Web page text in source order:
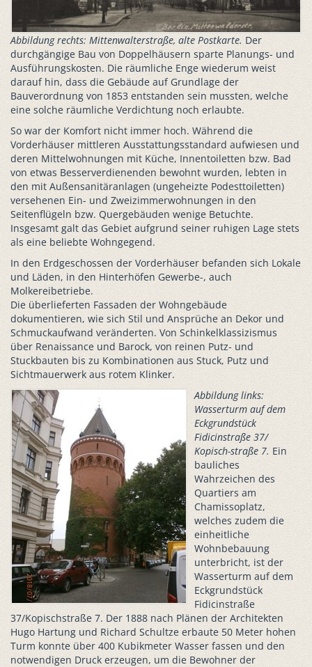
Abbildung rechts: Mittenwalterstraße, alte Postkarte. Der
durchgängige Bau von Doppelhäusern sparte Planungs- und
Ausführungskosten. Die räumliche Enge wiederum weist
darauf hin, dass die Gebäude auf Grundlage der
Bauverordnung von 1853 entstanden sein mussten, welche
eine solche räumliche Verdichtung noch erlaubte.
So war der Komfort nicht immer hoch. Während die
Vorderhäuser mittleren Ausstattungsstandard aufwiesen und
deren Mittelwohnungen mit Küche, Innentoiletten bzw. Bad
von etwas Besserverdienenden bewohnt wurden, lebten in
den mit Außensanitäranlagen (ungeheizte Podesttoiletten)
versehenen Ein- und Zweizimmerwohnungen in den
Seitenflügeln bzw. Quergebäuden wenige Betuchte.
Insgesamt galt das Gebiet aufgrund seiner ruhigen Lage stets
als eine beliebte Wohngegend.
In den Erdgeschossen der Vorderhäuser befanden sich Lokale
und Läden, in den Hinterhöfen Gewerbe-, auch
Molkereibetriebe.
Die überlieferten Fassaden der Wohngebäude
dokumentieren, wie sich Stil und Ansprüche an Dekor und
Schmuckaufwand veränderten. Von Schinkelklassizismus
über Renaissance und Barock, von reinen Putz- und
Stuckbauten bis zu Kombinationen aus Stuck, Putz und
Sichtmauerwerk aus rotem Klinker.
Abbildung links:
Wasserturm auf dem
Eckgrundstück
Fidicinstraße 37/
Kopisch-straße 7. Ein
bauliches
Wahrzeichen des
Quartiers am
Chamissoplatz,
welches zudem die
einheitliche
Wohnbebauung
unterbricht, ist der
Wasserturm auf dem
Eckgrundstück
Fidicinstraße
37/Kopischstraße 7. Der 1888 nach Plänen der Architekten
Hugo Hartung und Richard Schultze erbaute 50 Meter hohen
Turm konnte über 400 Kubikmeter Wasser fassen und den
notwendigen Druck erzeugen, um die Bewohner der